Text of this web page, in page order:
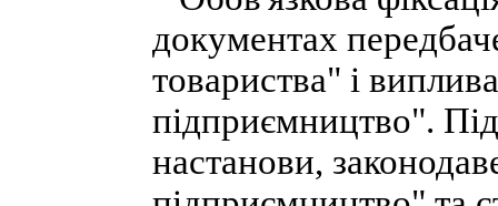
документах
товариства" і
підприємництво".
настанови,